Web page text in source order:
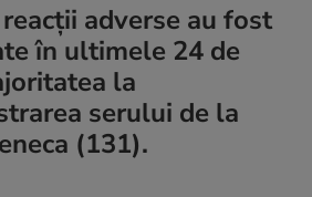
adverse au fost
în ultimele 24 de
la
serului de la
(131).